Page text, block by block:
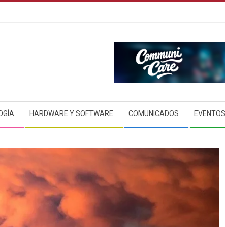
HARDWARE Y SOFTWARE COMUNICADOS EVENTOS